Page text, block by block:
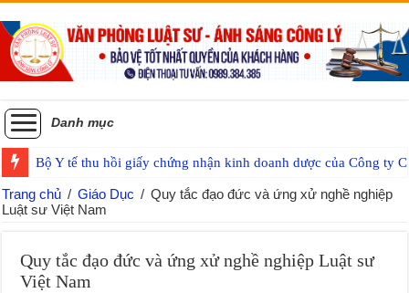
Danh mục
Bộ Y tế thu hồi giấy chứng nhận kinh doanh dược của Công ty
Trang chủ / Giáo Dục / Quy tắc đạo đức và ứng xử nghề nghiệp
Luật sư Việt Nam
Quy tắc đạo đức và ứng xử nghề nghiệp Luật sư
Việt Nam